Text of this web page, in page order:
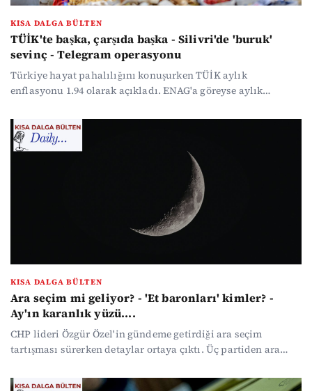
KISA DALGA BÜLTEN
TÜİK'te başka, çarşıda başka - Silivri'de 'buruk'
sevinç - Telegram operasyonu
Türkiye hayat pahalılığını konuşurken TÜİK aylık
enflasyonu 1.94 olarak açıkladı. ENAG'a göreyse aylık
ayında asgari ücret 2 bin 819 lira, en düşük emekli aylığı ise 2
bin 8 lira değer kaybetti. İBB davasında tahliye olanlar
cezaevinden çıkarken, AYM bir kez daha Tayfun Kahraman
için 'hak ihlali' kararı verdi. Telegram'dan yapılan "Tetik
işleriniz yapılır" paylaşımlarına operasyon yapıldı.
KISA DALGA BÜLTEN
Ara seçim mi geliyor? - 'Et baronları' kimler? -
Ay'ın karanlık yüzü....
CHP lideri Özgür Özel'in gündeme getirdiği ara seçim
tartışması sürerken detaylar ortaya çıktı. Üç partiden ara
düzenlenen 'et fiyatlarıyla' ilgili operasyonla ilgili CHP'li